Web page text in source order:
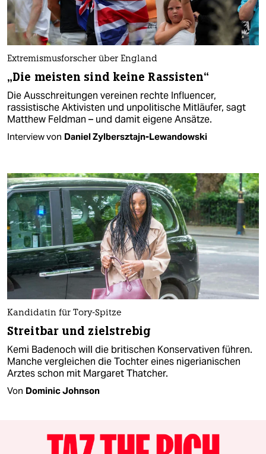
Extremismusforscher über England
„Die meisten sind keine Rassisten“
Die Ausschreitungen vereinen rechte Influencer,
rassistische Aktivisten und unpolitische Mitläufer, sagt
Matthew Feldman – und damit eigene Ansätze.
Interview von Daniel Zylbersztajn-Lewandowski
Kandidatin für Tory-Spitze
Streitbar und zielstrebig
Kemi Badenoch will die britischen Konservativen führen.
Manche vergleichen die Tochter eines nigerianischen
Arztes schon mit Margaret Thatcher.
Von Dominic Johnson